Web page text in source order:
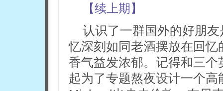
【续上期】
认识了一群国外的好朋
忆深刻如同老酒摆放在回
香气益发浓郁。记得和三
起为了专题熬夜设计一个